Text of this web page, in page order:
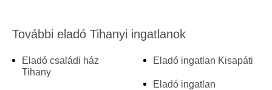
További eladó Tihanyi ingatlanok
Eladó családi ház
Tihany
Eladó ingatlan Kisapáti
Eladó ingatlan